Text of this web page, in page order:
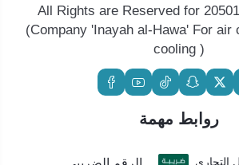
التجاري:2050116803 All Rights are Reserved for
(Company 'Inayah al-Hawa' For air
cooling )
روابط مهمة
التجاري